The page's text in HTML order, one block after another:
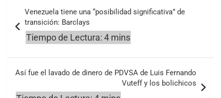
de
entradas
Venezuela tiene una “posibilidad significativa” de
transición: Barclays
Así fue el lavado de dinero de PDVSA de Luis Fernando
Vuteff y los bolichicos